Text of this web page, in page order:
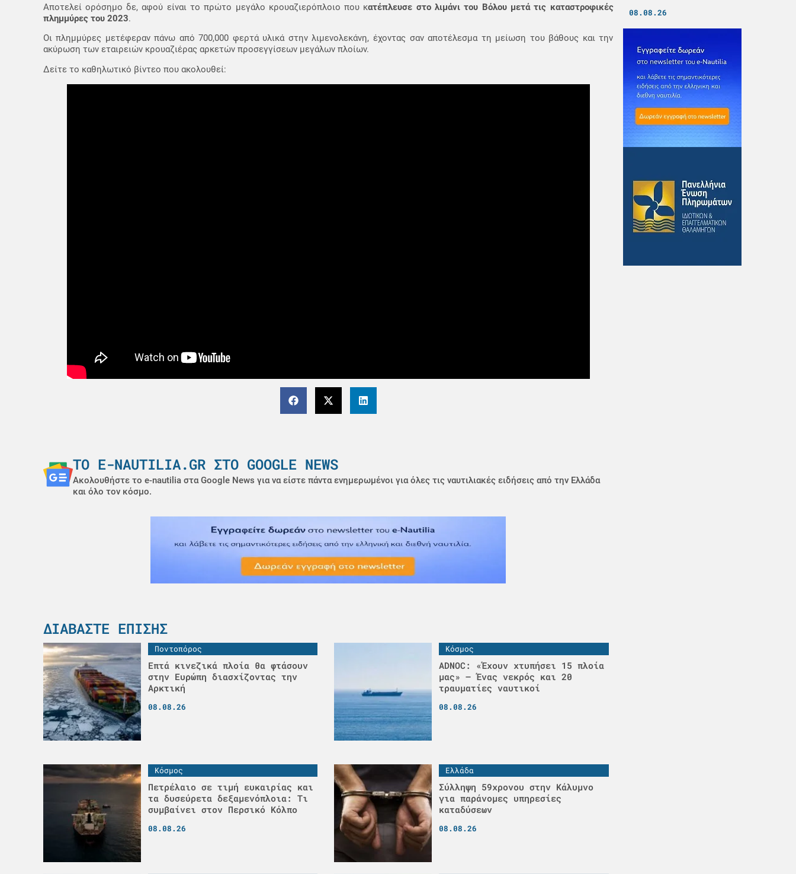
Αποτελεί ορόσημο δε, αφού είναι το πρώτο μεγάλο κρουαζιερόπλοιο που κατέπλευσε στο λιμάνι του Βόλου μετά τις καταστροφικές
πλημμύρες του 2023.
Οι πλημμύρες μετέφεραν πάνω από 700,000 φερτά υλικά στην λιμενολεκάνη, έχοντας σαν αποτέλεσμα τη μείωση του βάθους και την
ακύρωση των εταιρειών κρουαζιέρας αρκετών προσεγγίσεων μεγάλων πλοίων.
Δείτε το καθηλωτικό βίντεο που ακολουθεί:
ΤΟ E-NAUTILIA.GR ΣΤΟ GOOGLE NEWS
Ακολουθήστε το e-nautilia στα Google News για να είστε πάντα ενημερωμένοι για όλες τις ναυτιλιακές ειδήσεις από την Ελλάδα
και όλο τον κόσμο.
ΔΙΑΒΆΣΤΕ ΕΠΊΣΗΣ
Ποντοπόρος
Επτά κινεζικά πλοία θα φτάσουν
στην Ευρώπη διασχίζοντας την
Αρκτική
08.08.26
Κόσμος
ADNOC: «Έχουν χτυπήσει 15 πλοία
μας» – Ένας νεκρός και 20
τραυματίες ναυτικοί
08.08.26
Κόσμος
Πετρέλαιο σε τιμή ευκαιρίας και
τα δυσεύρετα δεξαμενόπλοια: Τι
συμβαίνει στον Περσικό Κόλπο
08.08.26
Ελλάδα
Σύλληψη 59χρονου στην Κάλυμνο
για παράνομες υπηρεσίες
καταδύσεων
08.08.26
08.08.26